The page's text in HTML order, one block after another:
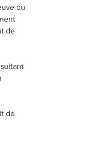
du
de
de